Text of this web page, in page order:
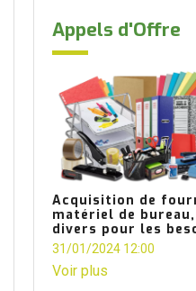
Appels d'Offre
Acquisition de
matériel de
divers pour les
31/01/2024 12:00
Voir plus